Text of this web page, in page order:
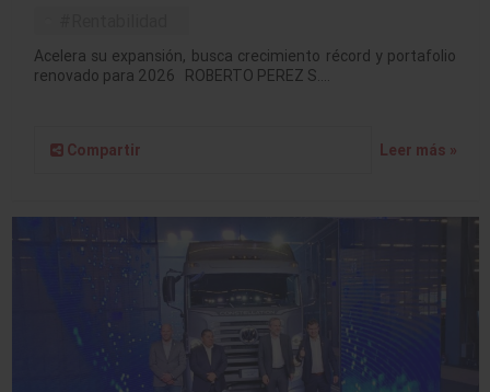
Acelera su expansión, busca crecimiento récord y portafolio
renovado para 2026 ROBERTO PEREZ S.…
Compartir Leer más »